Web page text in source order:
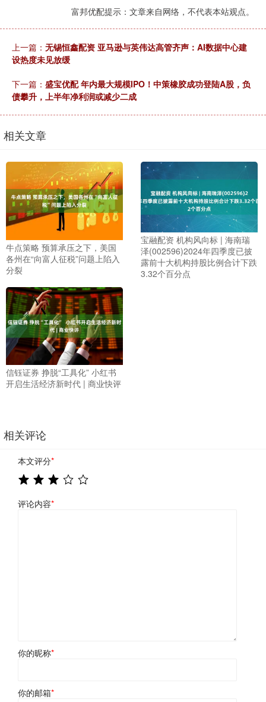
富邦优配提示：文章来自网络，不代表本站观点。
上一篇： 无锡恒鑫配资 亚马逊与英伟达高管齐声：AI数据中心建
设热度未见放缓
下一篇： 盛宝优配 年内最大规模IPO！中策橡胶成功登陆A股，负
债攀升，上半年净利润或减少二成
相关文章
牛点策略 预算承压之下，美国
各州在“向富人征税”问题上陷入
分裂
宝融配资 机构风向标 | 海南瑞
泽(002596)2024年四季度已披
露前十大机构持股比例合计下跌
3.32个百分点
信钰证券 挣脱“工具化” 小红书
开启生活经济新时代 | 商业快评
相关评论
本文评分*
评论内容*
你的昵称*
你的邮箱*